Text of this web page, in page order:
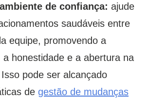
de confiança: ajude
saudáveis ​​entre
equipe, promovendo a
a honestidade e a abertura na
pode ser alcançado
de gestão de mudanças